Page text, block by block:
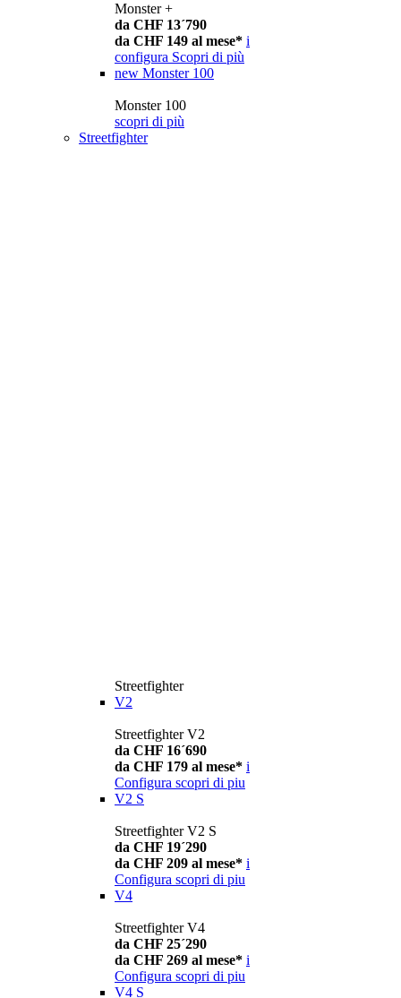
Monster +
da CHF 13´790
da CHF 149 al mese* i
configura Scopri di più
new Monster 100
Monster 100
scopri di più
Streetfighter
Streetfighter
V2
Streetfighter V2
da CHF 16´690
da CHF 179 al mese* i
Configura scopri di piu
V2 S
Streetfighter V2 S
da CHF 19´290
da CHF 209 al mese* i
Configura scopri di piu
V4
Streetfighter V4
da CHF 25´290
da CHF 269 al mese* i
Configura scopri di piu
V4 S